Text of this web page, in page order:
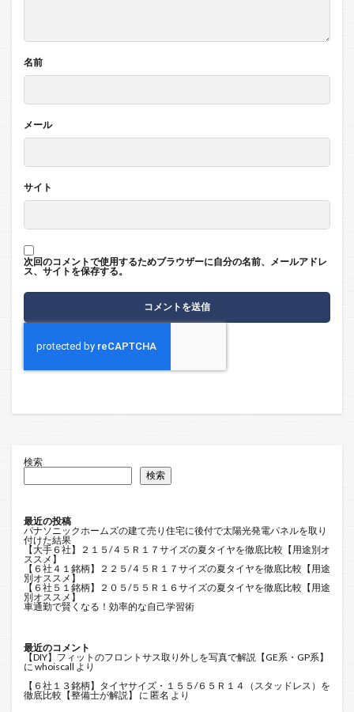
名前
メール
サイト
次回のコメントで使用するためブラウザーに自分の名前、メールアドレ
ス、サイトを保存する。
検索
検索
最近の投稿
パナソニックホームズの建て売り住宅に後付で太陽光発電パネルを取り
付けた結果
【大手６社】２１５/４５Ｒ１７サイズの夏タイヤを徹底比較【用途別オ
ススメ】
【６社４１銘柄】２２５/４５Ｒ１７サイズの夏タイヤを徹底比較【用途
別オススメ】
【６社５１銘柄】２０５/５５Ｒ１６サイズの夏タイヤを徹底比較【用途
別オススメ】
車通勤で賢くなる！効率的な自己学習術
最近のコメント
【DIY】フィットのフロントサス取り外しを写真で解説【GE系・GP系】
に whoiscall より
【６社１３銘柄】タイヤサイズ・１５５/６５Ｒ１４（スタッドレス）を
徹底比較【整備士が解説】
に 匿名 より